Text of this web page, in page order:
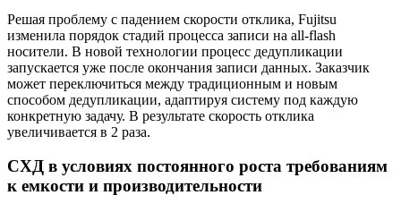
Решая проблему с падением скорости отклика, Fujitsu
изменила порядок стадий процесса записи на all-flash
носители. В новой технологии процесс дедупликации
запускается уже после окончания записи данных. Заказчик
может переключиться между традиционным и новым
способом дедупликации, адаптируя систему под каждую
конкретную задачу. В результате скорость отклика
увеличивается в 2 раза.
СХД в условиях постоянного роста требованиям
к емкости и производительности